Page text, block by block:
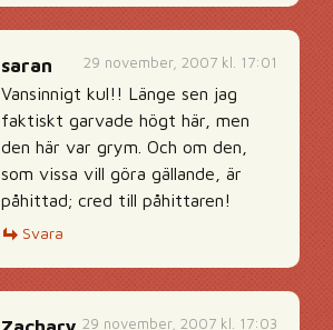
29 november, 2007 kl. 17:01
saran
Vansinnigt kul!! Länge sen jag
faktiskt garvade högt här, men
den här var grym. Och om den,
som vissa vill göra gällande, är
påhittad; cred till påhittaren!
Svara
29 november, 2007 kl. 17:03